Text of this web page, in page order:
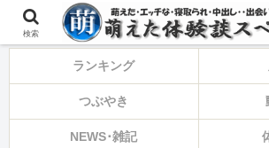
⚠️備忘録・告知・ひとり言
ランキング
つぶやき
NEWS･雑記
検索